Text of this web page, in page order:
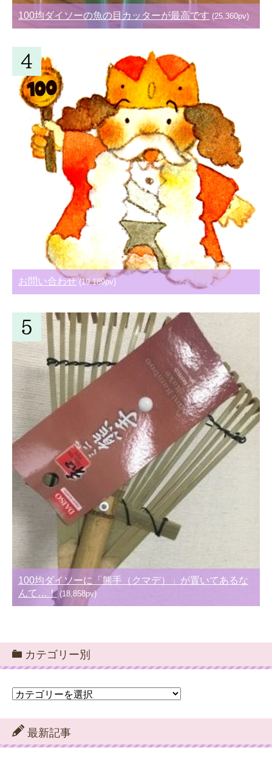
100均ダイソーの魚の目カッターが最高です (25,360pv)
お問い合わせ (19,189pv)
100均ダイソーに「熊手（クマデ）」が置いてあるな
んて…！ (18,858pv)
カテゴリー別
カ
ゴ
リ
ー
最新記事